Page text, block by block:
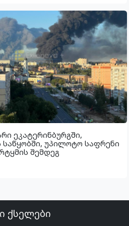
ეკატერინბურგში,
საწყობში, უპილოტო საფრენი
შემდეგ
ქსელები